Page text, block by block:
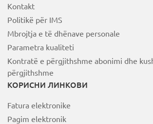
Kontakt
Politikë për IMS
Mbrojtja e të dhënave personale
Parametra kualiteti
Kontratë e përgjithshme abonimi dhe
përgjithshme
КОРИСНИ ЛИНКОВИ
Fatura elektronike
Pagim elektronik